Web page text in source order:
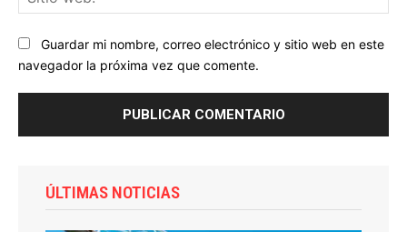
Guardar mi nombre, correo electrónico y sitio web en este
navegador la próxima vez que comente.
ÚLTIMAS NOTICIAS